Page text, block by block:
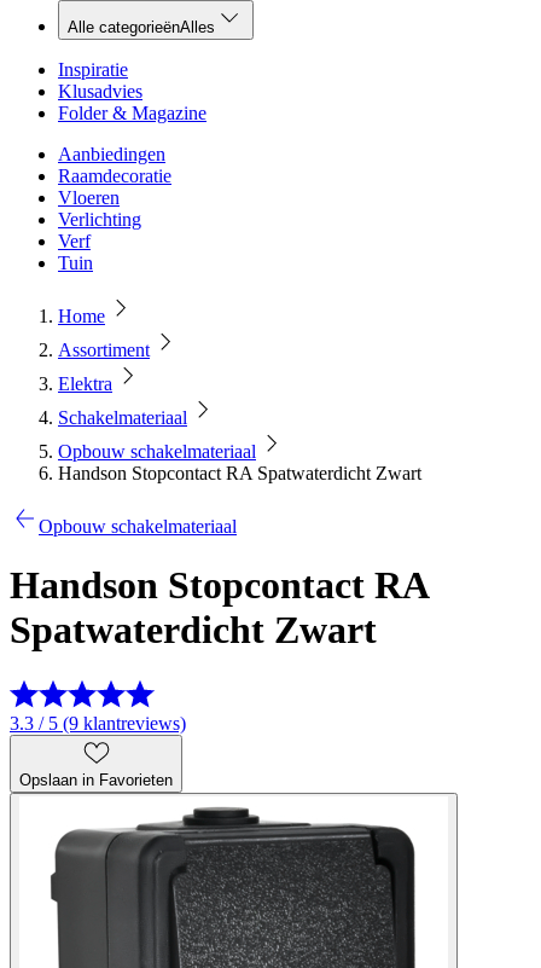
Alle categorieënAlles
Inspiratie
Klusadvies
Folder & Magazine
Aanbiedingen
Raamdecoratie
Vloeren
Verlichting
Verf
Tuin
Home
Assortiment
Elektra
Schakelmateriaal
Opbouw schakelmateriaal
Handson Stopcontact RA Spatwaterdicht Zwart
Opbouw schakelmateriaal
Handson Stopcontact RA
Spatwaterdicht Zwart
3.3 / 5 (9 klantreviews)
Opslaan in Favorieten